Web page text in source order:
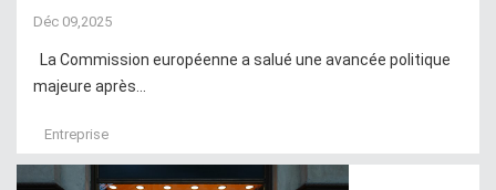
Déc 09,2025
La Commission européenne a salué une avancée politique
majeure après...
Entreprise